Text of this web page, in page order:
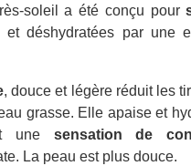
soleil a été conçu pour
et déshydratées par une
, douce et légère réduit les
grasse. Elle apaise et
une sensation de
La peau est plus douce.